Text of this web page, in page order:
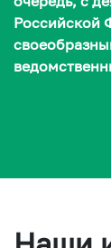
Российской